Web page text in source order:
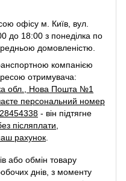
офісу м. Київ, вул.
до 18:00 з понеділка по
домовленістю.
компанією
отримувача:
обл., Нова Пошта №1
персональний номер
- він підтягне
післяплати,
рахунок.
або обмін товару
днів, з моменту